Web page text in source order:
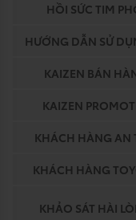
HỒI SỨC TIM
HƯỚNG DẪN SỬ
KAIZEN BÁN
KAIZEN
KHÁCH HÀNG AN
KHÁCH HÀNG
KHẢO SÁT HÀI